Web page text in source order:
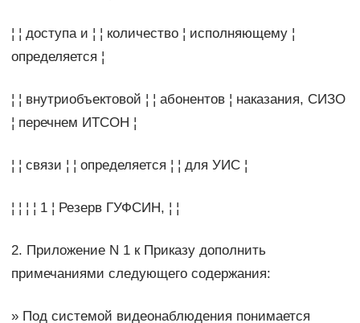
¦ ¦ доступа и ¦ ¦ количество ¦ исполняющему ¦
определяется ¦
¦ ¦ внутриобъектовой ¦ ¦ абонентов ¦ наказания, СИЗО
¦ перечнем ИТСОН ¦
¦ ¦ связи ¦ ¦ определяется ¦ ¦ для УИС ¦
¦ ¦ ¦ ¦ 1 ¦ Резерв ГУФСИН, ¦ ¦
2. Приложение N 1 к Приказу дополнить
примечаниями следующего содержания:
» Под системой видеонаблюдения понимается